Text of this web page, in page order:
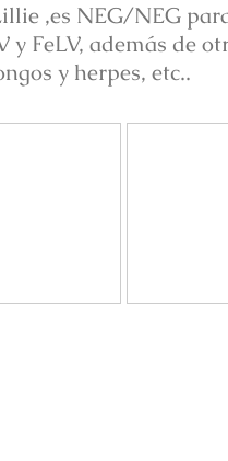
,es NEG/NEG
FeLV, además de
y herpes, etc..